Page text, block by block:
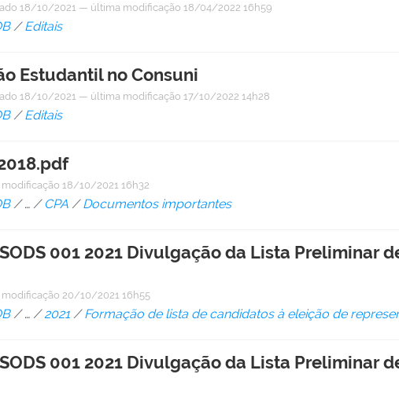
18/10/2021 — última modificação 18/04/2022 16h59
/Editais
Estudantil no Consuni
18/10/2021 — última modificação 17/10/2022 14h28
/Editais
18/10/2021 16h32
/…/ CPA /Documentos importantes
001 2021 Divulgação da Lista Preliminar
20/10/2021 16h55
/…/2021 /Formação de lista de candidatos à eleição de
001 2021 Divulgação da Lista Preliminar